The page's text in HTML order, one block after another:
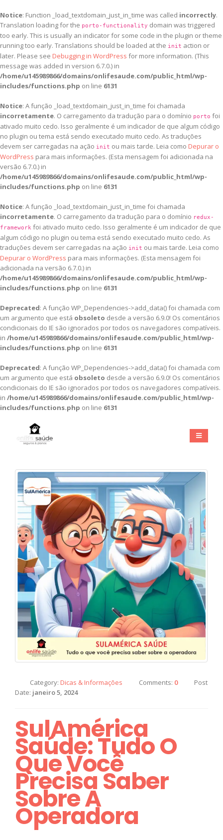
Notice: Function _load_textdomain_just_in_time was called incorrectly.
Translation loading for the porto-functionality domain was triggered
too early. This is usually an indicator for some code in the plugin or theme
running too early. Translations should be loaded at the init action or
later. Please see Debugging in WordPress for more information. (This
message was added in version 6.7.0.) in
/home/u145989866/domains/onlifesaude.com/public_html/wp-
includes/functions.php on line 6131
Notice: A função _load_textdomain_just_in_time foi chamada
incorretamente. O carregamento da tradução para o domínio porto foi
ativado muito cedo. Isso geralmente é um indicador de que algum código
no plugin ou tema está sendo executado muito cedo. As traduções
devem ser carregadas na ação init ou mais tarde. Leia como Depurar o
WordPress para mais informações. (Esta mensagem foi adicionada na
versão 6.7.0.) in
/home/u145989866/domains/onlifesaude.com/public_html/wp-
includes/functions.php on line 6131
Notice: A função _load_textdomain_just_in_time foi chamada
incorretamente. O carregamento da tradução para o domínio redux-
framework foi ativado muito cedo. Isso geralmente é um indicador de que
algum código no plugin ou tema está sendo executado muito cedo. As
traduções devem ser carregadas na ação init ou mais tarde. Leia como
Depurar o WordPress para mais informações. (Esta mensagem foi
adicionada na versão 6.7.0.) in
/home/u145989866/domains/onlifesaude.com/public_html/wp-
includes/functions.php on line 6131
Deprecated: A função WP_Dependencies->add_data() foi chamada com
um argumento que está obsoleto desde a versão 6.9.0! Os comentários
condicionais do IE são ignorados por todos os navegadores compatíveis.
in /home/u145989866/domains/onlifesaude.com/public_html/wp-
includes/functions.php on line 6131
Deprecated: A função WP_Dependencies->add_data() foi chamada com
um argumento que está obsoleto desde a versão 6.9.0! Os comentários
condicionais do IE são ignorados por todos os navegadores compatíveis.
in /home/u145989866/domains/onlifesaude.com/public_html/wp-
includes/functions.php on line 6131
Category: Dicas & Informações Comments: 0
Post
Date: janeiro 5, 2024
SulAmérica
Saúde: Tudo O
Que Você
Precisa Saber
Sobre A
Operadora